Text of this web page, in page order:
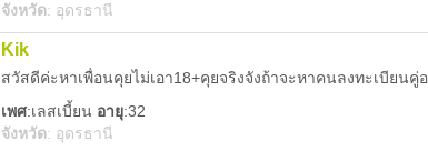
จังหวัด: อุดรธานี
Kik
เพศ:เลสเบี้ยน อายุ:32
จังหวัด: อุดรธานี